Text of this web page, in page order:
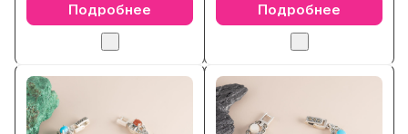
Подробнее Подробнее